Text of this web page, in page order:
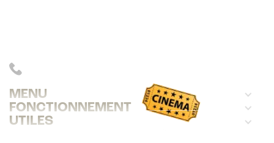
MENU
FONCTIONNEMENT
UTILES